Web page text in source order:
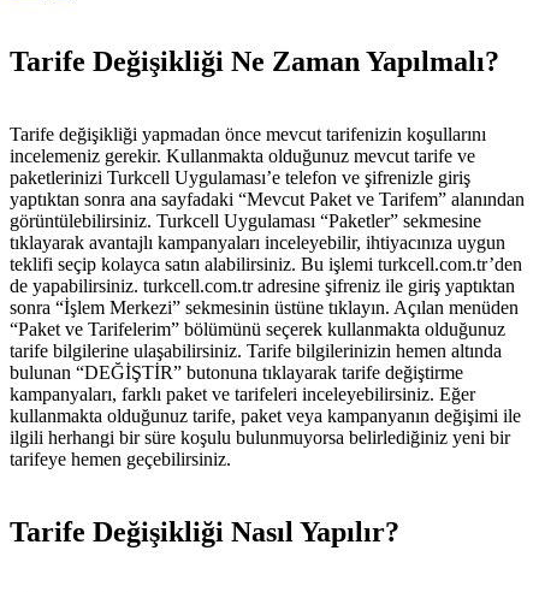
Tarife Değişikliği Ne Zaman Yapılmalı?​
Tarife değişikliği yapmadan önce mevcut tarifenizin koşullarını
incelemeniz gerekir. Kullanmakta olduğunuz mevcut tarife ve
paketlerinizi Turkcell Uygulaması’e telefon ve şifrenizle giriş
yaptıktan sonra ana sayfadaki “Mevcut Paket ve Tarifem” alanından
görüntülebilirsiniz. Turkcell Uygulaması “Paketler” sekmesine
tıklayarak avantajlı kampanyaları inceleyebilir, ihtiyacınıza uygun
teklifi seçip kolayca satın alabilirsiniz. Bu işlemi turkcell.com.tr’den
de yapabilirsiniz. turkcell.com.tr adresine şifreniz ile giriş yaptıktan
sonra “İşlem Merkezi” sekmesinin üstüne tıklayın. Açılan menüden
“Paket ve Tarifelerim” bölümünü seçerek kullanmakta olduğunuz
tarife bilgilerine ulaşabilirsiniz. Tarife bilgilerinizin hemen altında
bulunan “DEĞİŞTİR” butonuna tıklayarak tarife değiştirme
kampanyaları, farklı paket ve tarifeleri inceleyebilirsiniz. Eğer
kullanmakta olduğunuz tarife, paket veya kampanyanın değişimi ile
ilgili herhangi bir süre koşulu bulunmuyorsa belirlediğiniz yeni bir
tarifeye hemen geçebilirsiniz.
Tarife Değişikliği Nasıl Yapılır?